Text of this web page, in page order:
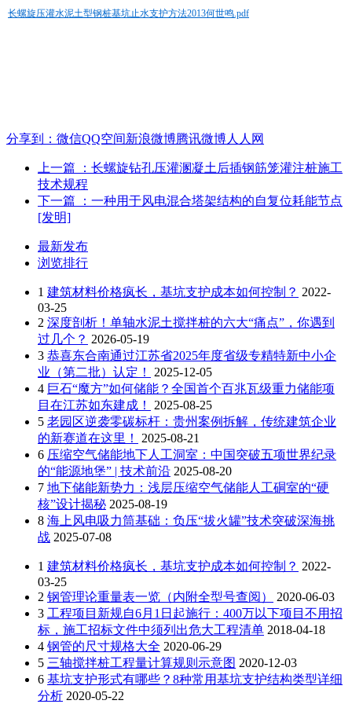
长螺旋压灌水泥土型钢桩基坑止水支护方法2013何世鸣.pdf
分享到： 微信QQ空间新浪微博腾讯微博人人网
上一篇
：长螺旋钻孔压灌溷凝土后插钢筋笼灌注桩施工
技术规程
下一篇
：一种用于风电混合塔架结构的自复位耗能节点
[发明]
最新发布
浏览排行
1 建筑材料价格疯长，基坑支护成本如何控制？ 2022-
03-25
2 深度剖析！单轴水泥土搅拌桩的六大“痛点”，你遇到
过几个？ 2026-05-19
3 恭喜东合南通过江苏省2025年度省级专精特新中小企
业（第二批）认定！
2025-12-05
4 巨石“魔方”如何储能？全国首个百兆瓦级重力储能项
目在江苏如东建成！
2025-08-25
5 老园区逆袭零碳标杆：贵州案例拆解，传统建筑企业
的新赛道在这里！
2025-08-21
6 压缩空气储能地下人工洞室：中国突破五项世界纪录
的“能源地堡” | 技术前沿 2025-08-20
7 地下储能新势力：浅层压缩空气储能人工硐室的“硬
核”设计揭秘 2025-08-19
8 海上风电吸力筒基础：负压“拔火罐”技术突破深海挑
战 2025-07-08
1 建筑材料价格疯长，基坑支护成本如何控制？ 2022-
03-25
2 钢管理论重量表一览（内附全型号查阅）
2020-06-03
3 工程项目新规自6月1日起施行：400万以下项目不用招
标，施工招标文件中须列出危大工程清单 2018-04-18
4 钢管的尺寸规格大全 2020-06-29
5 三轴搅拌桩工程量计算规则示意图 2020-12-03
6 基坑支护形式有哪些？8种常用基坑支护结构类型详细
分析 2020-05-22